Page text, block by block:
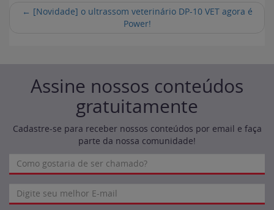
← [Novidade] o ultrassom veterinário DP-10 VET agora é
Power!
Assine nossos conteúdos
gratuitamente
Cadastre-se para receber nossos conteúdos por email e faça
parte da nossa comunidade!